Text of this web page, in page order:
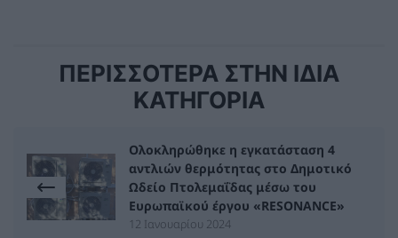
ΠΕΡΙΣΣΟΤΕΡΑ ΣΤΗΝ ΙΔΙΑ
ΚΑΤΗΓΟΡΙΑ
Ολοκληρώθηκε η εγκατάσταση 4
αντλιών θερμότητας στο Δημοτικό
Ωδείο Πτολεμαΐδας μέσω του
Ευρωπαϊκού έργου «RESONANCE»
12 Ιανουαρίου 2024